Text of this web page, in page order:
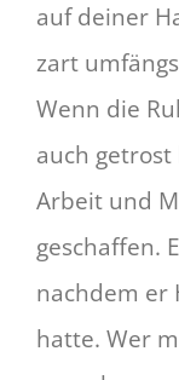
auf deiner
zart
Wenn die
auch
Arbeit und
geschaffen.
nachdem er
hatte. Wer